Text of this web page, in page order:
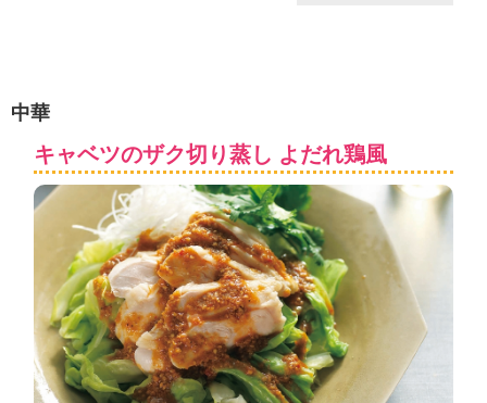
中華
キャベツのザク切り蒸し よだれ鶏風